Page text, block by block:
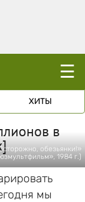
☰
ХИТЫ
в
обезьянки!»
1984 г.)
мы